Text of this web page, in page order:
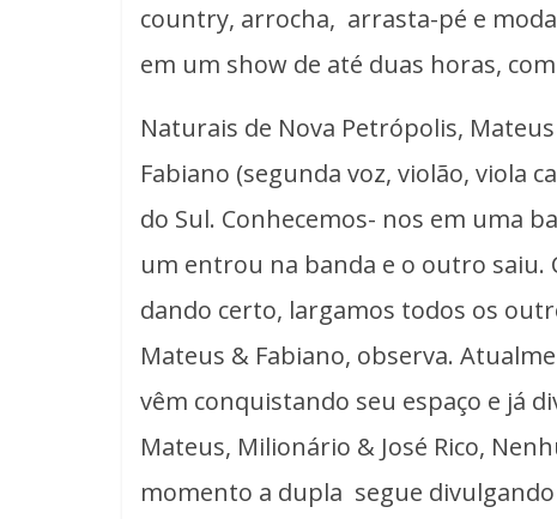
country, arrocha, arrasta-pé e
em um show de até duas horas,
Naturais de Nova Petrópolis,
Fabiano (segunda voz, violão, viola
do Sul. Conhecemos- nos em uma
um entrou na banda e o outro saiu.
dando certo, largamos todos os
Mateus & Fabiano, observa.
vêm conquistando seu espaço e já
Mateus, Milionário & José Rico,
momento a dupla segue divulgando